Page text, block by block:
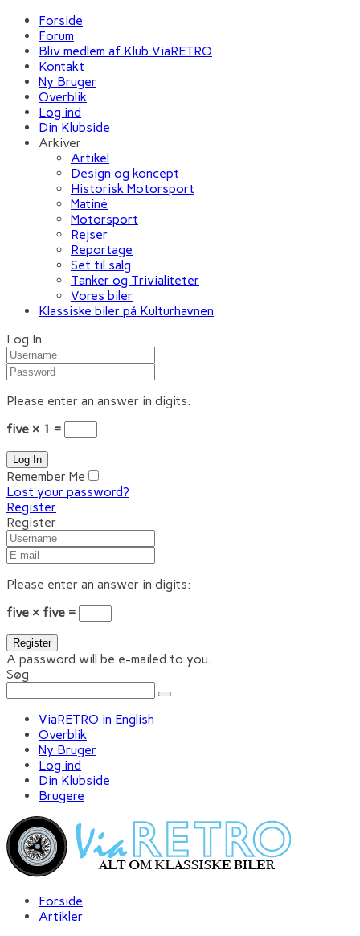
Forside
Forum
Bliv medlem af Klub ViaRETRO
Kontakt
Ny Bruger
Overblik
Log ind
Din Klubside
Arkiver
Artikel
Design og koncept
Historisk Motorsport
Matiné
Motorsport
Rejser
Reportage
Set til salg
Tanker og Trivialiteter
Vores biler
Klassiske biler på Kulturhavnen
Log In
Please enter an answer in digits:
five × 1 =
Remember Me
Lost your password?
Register
Register
Please enter an answer in digits:
five × five =
A password will be e-mailed to you.
Søg
ViaRETRO in English
Overblik
Ny Bruger
Log ind
Din Klubside
Brugere
Forside
Artikler